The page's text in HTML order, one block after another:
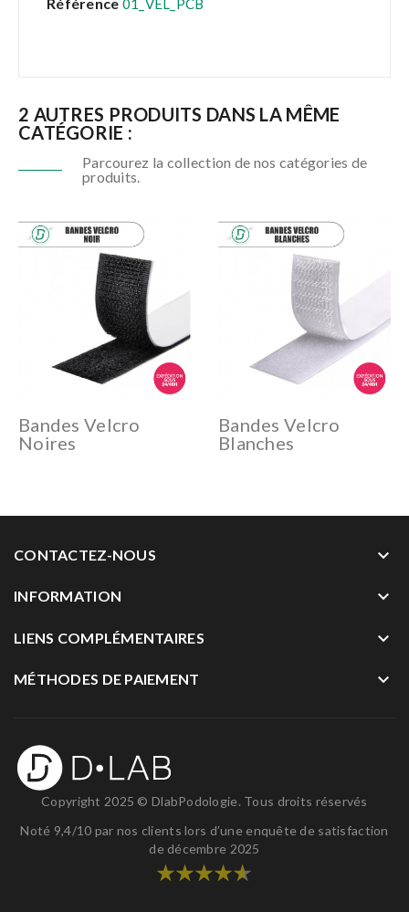
01_VEL_PCB
2 AUTRES PRODUITS DANS LA MÊME
CATÉGORIE :
Parcourez la collection de nos catégories de
produits.
Bandes Velcro
Noires
Bandes Velcro
Blanches
CONTACTEZ-NOUS keyboard_arrow_down
INFORMATION keyboard_arrow_down
LIENS COMPLÉMENTAIRES keyboard_arrow_down
MÉTHODES DE PAIEMENT keyboard_arrow_down
Copyright 2025 © DlabPodologie. Tous droits réservés
Noté 9,4/10 par nos clients lors d’une enquête de satisfaction
de décembre 2025